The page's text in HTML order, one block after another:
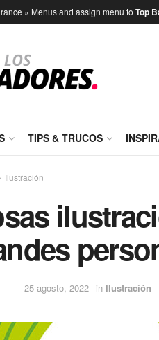
» Menus and assign menu to Top
TIPS & TRUCOS
Ilustración
25 agosto, 2022 in Ilustración